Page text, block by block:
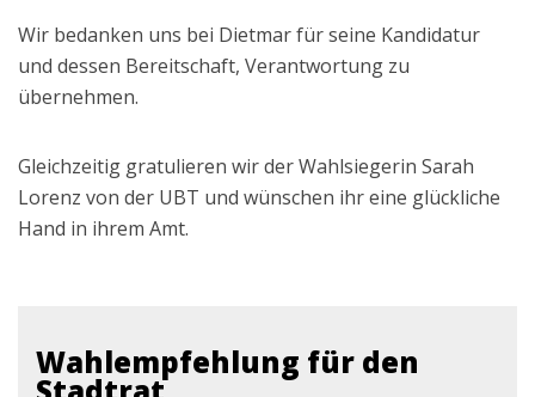
Wir bedanken uns bei Dietmar für seine Kandidatur
und dessen Bereitschaft, Verantwortung zu
übernehmen.
Gleichzeitig gratulieren wir der Wahlsiegerin Sarah
Lorenz von der UBT und wünschen ihr eine glückliche
Hand in ihrem Amt.
Wahlempfehlung für den